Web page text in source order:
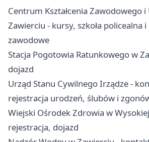
Centrum Kształcenia Zawodowego
Zawierciu - kursy, szkoła policealna
zawodowe
Stacja Pogotowia Ratunkowego w
dojazd
Urząd Stanu Cywilnego Irządze -
rejestracja urodzeń, ślubów i
Wiejski Ośrodek Zdrowia w
rejestracja, dojazd